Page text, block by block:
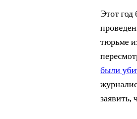
Этот
тюрьме
были